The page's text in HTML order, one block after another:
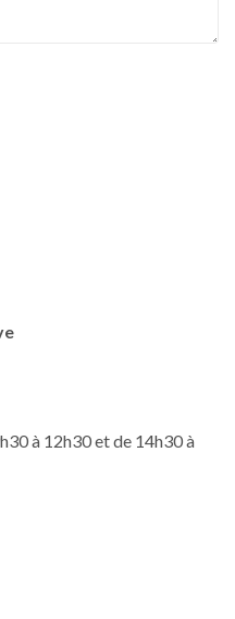
à 12h30 et de 14h30 à